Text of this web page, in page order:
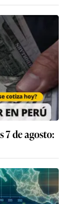
7 de agosto: